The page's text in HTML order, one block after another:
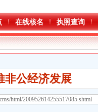
在线核名 执照查询
非公经济发展
html/200952614255517085.shtml